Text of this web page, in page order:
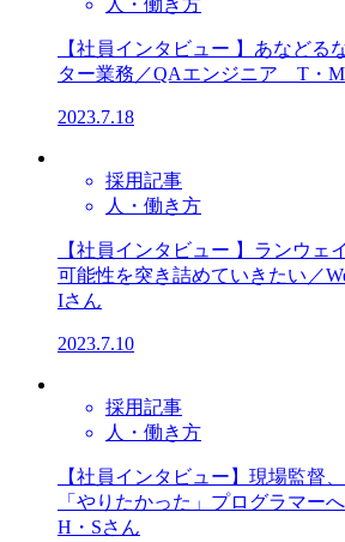
【社員インタビュー 】あなどる
ター業務／QAエンジニア T・
2023.7.18
採用記事
人・働き方
【社員インタビュー 】ランウェ
可能性を突き詰めていきたい／
Iさん​
2023.7.10
採用記事
人・働き方
【社員インタビュー】現場監督
「やりたかった」プログラマー
H・Sさん​